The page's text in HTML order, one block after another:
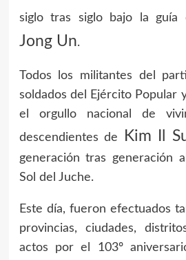
siglo tras siglo bajo la guía
Jong Un.
Todos los militantes del
soldados del Ejército Popular
el orgullo nacional de
descendientes de
Kim Il
generación tras generación
Sol del Juche.
Este día, fueron efectuados
provincias, ciudades,
actos por el 103º